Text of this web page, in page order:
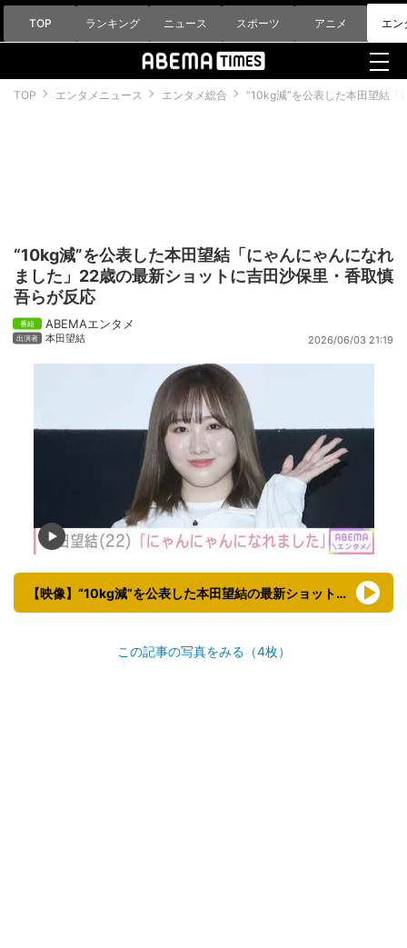
TOP ランキング ニュース スポーツ アニメ エン
TOP エンタメニュース エンタメ総合 “10kg減”を公表した本田望結
“10kg減”を公表した本田望結「にゃんにゃんになれ
ました」22歳の最新ショットに吉田沙保里・香取慎
吾らが反応
ABEMAエンタメ
本田望結 2026/06/03 21:19
【映像】“10kg減”を公表した本田望結の最新ショット（複数カット）
この記事の写真をみる（4枚）